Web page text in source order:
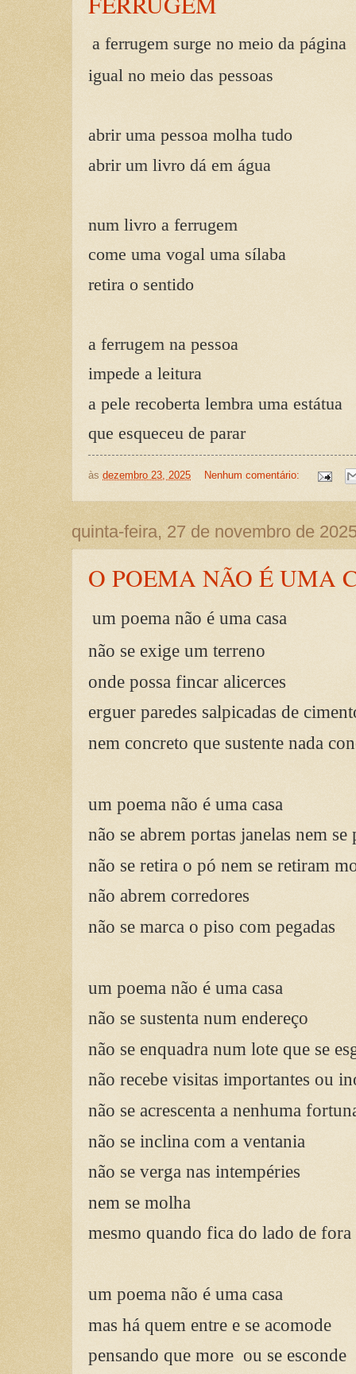
a ferrugem surge no meio da página
igual no meio das pessoas
abrir uma pessoa molha tudo
abrir um livro dá em água
num livro a ferrugem
come uma vogal uma sílaba
retira o sentido
a ferrugem na pessoa
impede a leitura
a pele recoberta lembra uma estátua
que esqueceu de parar
às dezembro 23, 2025 Nenhum comentário:
quinta-feira, 27 de novembro de
O POEMA NÃO É UMA
um poema não é uma casa
não se exige um terreno
onde possa fincar alicerces
erguer paredes salpicadas de
nem concreto que sustente nada
um poema não é uma casa
não se abrem portas janelas nem
não se retira o pó nem se retiram
não abrem corredores
não se marca o piso com pegadas
um poema não é uma casa
não se sustenta num endereço
não se enquadra num lote que se
não recebe visitas importantes ou
não se acrescenta a nenhuma
não se inclina com a ventania
não se verga nas intempéries
nem se molha
mesmo quando fica do lado de fora
um poema não é uma casa
mas há quem entre e se acomode
pensando que more ou se esconde